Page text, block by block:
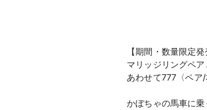
【期間・数量限定発
マリッジリングペ
あわせて777〈ペア
かぼちゃの馬車に乗